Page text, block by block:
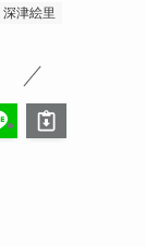
深津絵里